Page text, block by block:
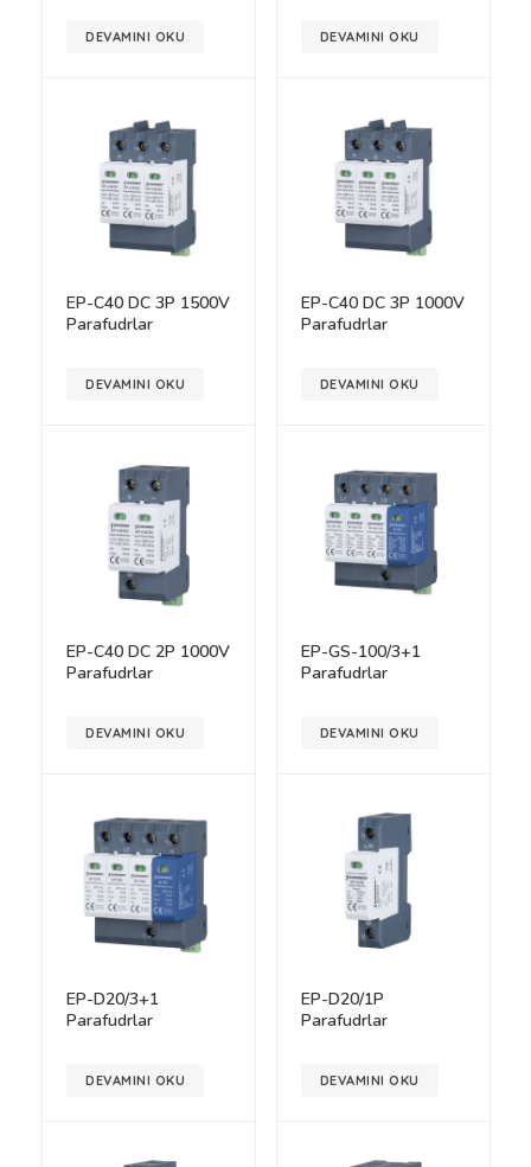
DEVAMINI OKU DEVAMINI OKU
EP-C40 DC 3P 1500V
Parafudrlar
DEVAMINI OKU
EP-C40 DC 3P 1000V
Parafudrlar
DEVAMINI OKU
EP-C40 DC 2P 1000V
Parafudrlar
DEVAMINI OKU
EP-GS-100/3+1
Parafudrlar
DEVAMINI OKU
EP-D20/3+1
Parafudrlar
DEVAMINI OKU
EP-D20/1P
Parafudrlar
DEVAMINI OKU